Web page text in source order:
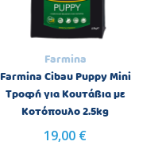
Farmina
Farmina Cibau Puppy Mini
Τροφή για Κουτάβια με
Κοτόπουλο 2.5kg
19,00 €